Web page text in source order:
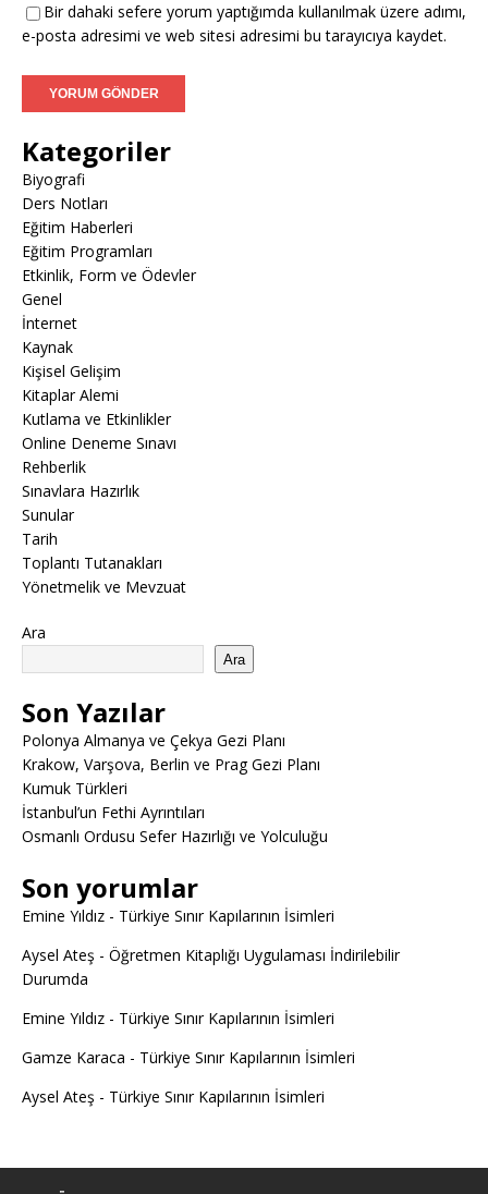
Bir dahaki sefere yorum yaptığımda kullanılmak üzere adımı,
e-posta adresimi ve web sitesi adresimi bu tarayıcıya kaydet.
Kategoriler
Biyografi
Ders Notları
Eğitim Haberleri
Eğitim Programları
Etkinlik, Form ve Ödevler
Genel
İnternet
Kaynak
Kişisel Gelişim
Kitaplar Alemi
Kutlama ve Etkinlikler
Online Deneme Sınavı
Rehberlik
Sınavlara Hazırlık
Sunular
Tarih
Toplantı Tutanakları
Yönetmelik ve Mevzuat
Ara
Ara
Son Yazılar
Polonya Almanya ve Çekya Gezi Planı
Krakow, Varşova, Berlin ve Prag Gezi Planı
Kumuk Türkleri
İstanbul’un Fethi Ayrıntıları
Osmanlı Ordusu Sefer Hazırlığı ve Yolculuğu
Son yorumlar
Emine Yıldız - Türkiye Sınır Kapılarının İsimleri
Aysel Ateş - Öğretmen Kitaplığı Uygulaması İndirilebilir
Durumda
Emine Yıldız - Türkiye Sınır Kapılarının İsimleri
Gamze Karaca - Türkiye Sınır Kapılarının İsimleri
Aysel Ateş - Türkiye Sınır Kapılarının İsimleri